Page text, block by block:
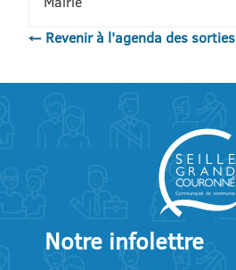
← Revenir à l'agenda des sorties
Notre infolettre